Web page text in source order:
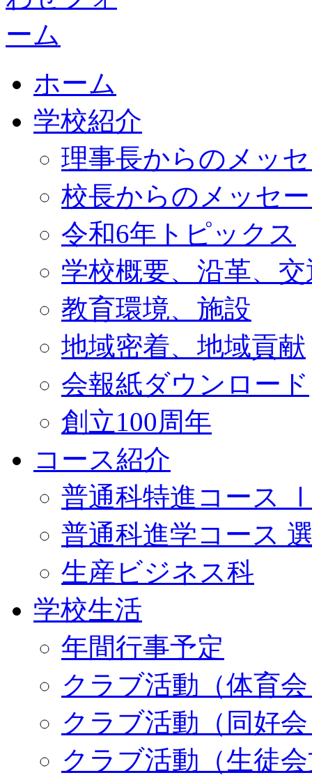
ホーム
学校紹介
理事長からのメッ
校長からのメッセ
令和6年トピックス
学校概要、沿革、
教育環境、施設
地域密着、地域貢献
会報紙ダウンロード
創立100周年
コース紹介
普通科特進コース
普通科進学コース
生産ビジネス科
学校生活
年間行事予定
クラブ活動（体育
クラブ活動（同好
クラブ活動（生徒